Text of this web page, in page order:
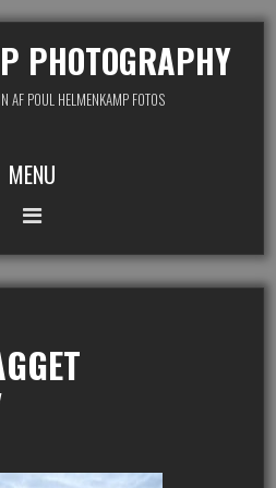
PHOTOGRAPHY
AF POUL HELMENKAMP FOTOS
MENU